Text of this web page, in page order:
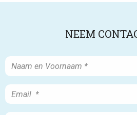
NEEM